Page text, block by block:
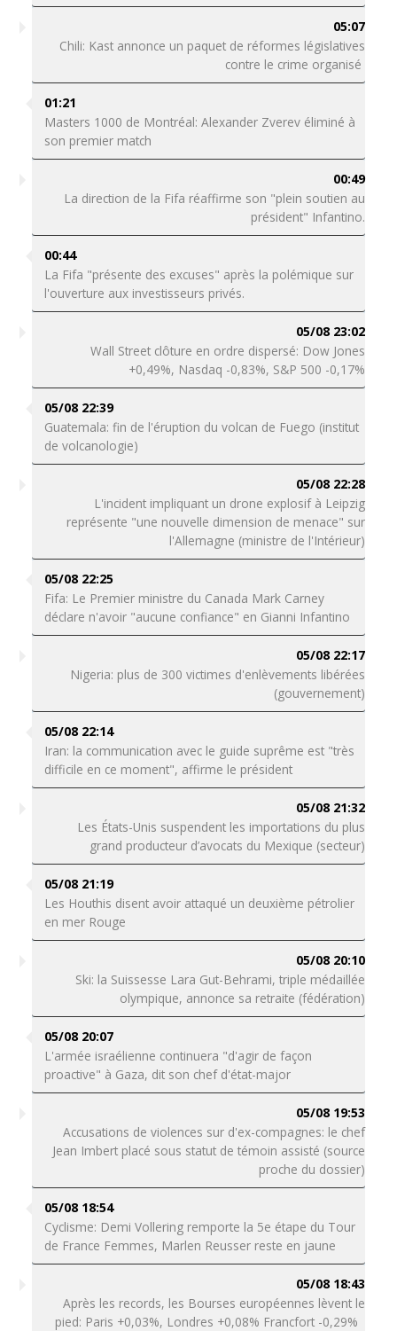
05:07
Chili: Kast annonce un paquet de réformes législatives
contre le crime organisé
01:21
Masters 1000 de Montréal: Alexander Zverev éliminé à
son premier match
00:49
La direction de la Fifa réaffirme son "plein soutien au
président" Infantino.
00:44
La Fifa "présente des excuses" après la polémique sur
l'ouverture aux investisseurs privés.
05/08 23:02
Wall Street clôture en ordre dispersé: Dow Jones
+0,49%, Nasdaq -0,83%, S&P 500 -0,17%
05/08 22:39
Guatemala: fin de l'éruption du volcan de Fuego (institut
de volcanologie)
05/08 22:28
L'incident impliquant un drone explosif à Leipzig
représente "une nouvelle dimension de menace" sur
l'Allemagne (ministre de l'Intérieur)
05/08 22:25
Fifa: Le Premier ministre du Canada Mark Carney
déclare n'avoir "aucune confiance" en Gianni Infantino
05/08 22:17
Nigeria: plus de 300 victimes d'enlèvements libérées
(gouvernement)
05/08 22:14
Iran: la communication avec le guide suprême est "très
difficile en ce moment", affirme le président
05/08 21:32
Les États-Unis suspendent les importations du plus
grand producteur d’avocats du Mexique (secteur)
05/08 21:19
Les Houthis disent avoir attaqué un deuxième pétrolier
en mer Rouge
05/08 20:10
Ski: la Suissesse Lara Gut-Behrami, triple médaillée
olympique, annonce sa retraite (fédération)
05/08 20:07
L'armée israélienne continuera "d'agir de façon
proactive" à Gaza, dit son chef d'état-major
05/08 19:53
Accusations de violences sur d'ex-compagnes: le chef
Jean Imbert placé sous statut de témoin assisté (source
proche du dossier)
05/08 18:54
Cyclisme: Demi Vollering remporte la 5e étape du Tour
de France Femmes, Marlen Reusser reste en jaune
05/08 18:43
Après les records, les Bourses européennes lèvent le
pied: Paris +0,03%, Londres +0,08% Francfort -0,29%